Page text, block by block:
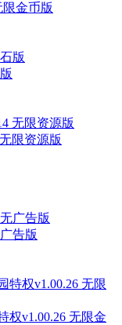
金币版
限资源版
告版
权v1.00.26 无限金